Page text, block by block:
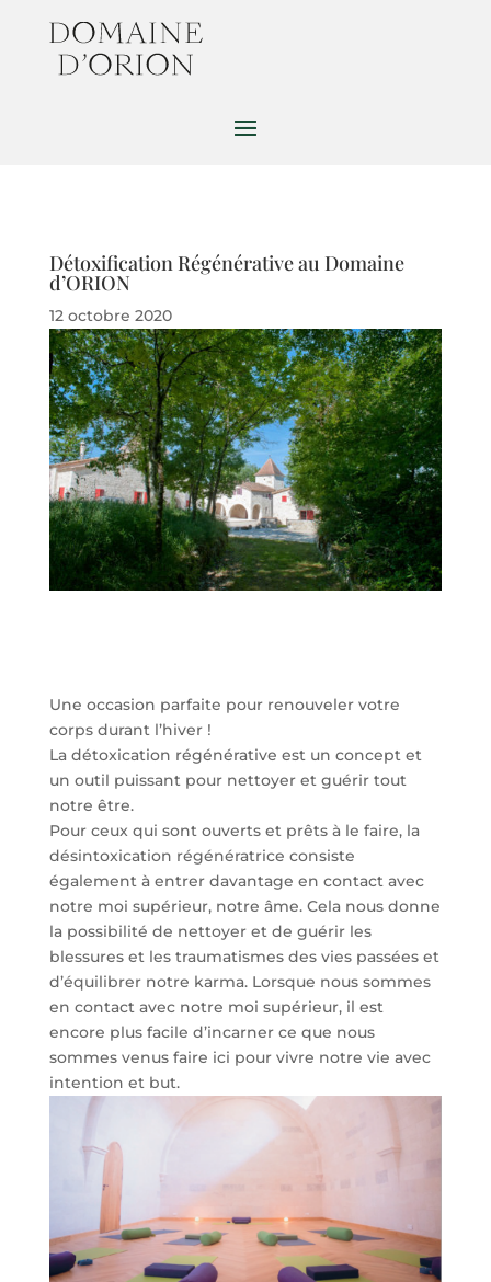
Détoxification Régénérative au Domaine
d’ORION
12 octobre 2020
Une occasion parfaite pour renouveler votre
corps durant l’hiver !
La détoxication régénérative est un concept et
un outil puissant pour nettoyer et guérir tout
notre être.
Pour ceux qui sont ouverts et prêts à le faire, la
désintoxication régénératrice consiste
également à entrer davantage en contact avec
notre moi supérieur, notre âme. Cela nous donne
la possibilité de nettoyer et de guérir les
blessures et les traumatismes des vies passées et
d’équilibrer notre karma. Lorsque nous sommes
en contact avec notre moi supérieur, il est
encore plus facile d’incarner ce que nous
sommes venus faire ici pour vivre notre vie avec
intention et but.